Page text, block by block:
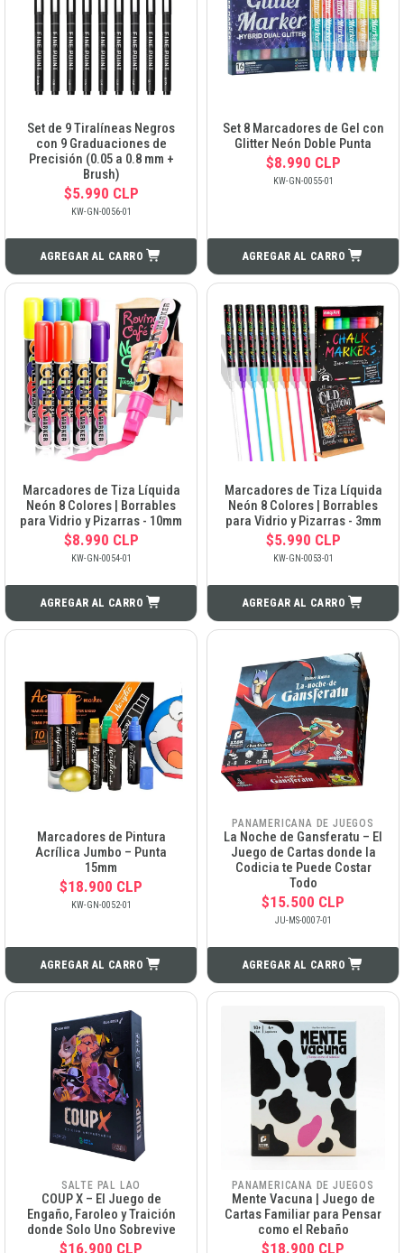
Set de 9 Tiralíneas Negros
con 9 Graduaciones de
Precisión (0.05 a 0.8 mm +
Brush)
$5.990 CLP
KW-GN-0056-01
AGREGAR AL CARRO
Set 8 Marcadores de Gel con
Glitter Neón Doble Punta
$8.990 CLP
KW-GN-0055-01
AGREGAR AL CARRO
Marcadores de Tiza Líquida
Neón 8 Colores | Borrables
para Vidrio y Pizarras - 10mm
$8.990 CLP
KW-GN-0054-01
AGREGAR AL CARRO
Marcadores de Tiza Líquida
Neón 8 Colores | Borrables
para Vidrio y Pizarras - 3mm
$5.990 CLP
KW-GN-0053-01
AGREGAR AL CARRO
Marcadores de Pintura
Acrílica Jumbo – Punta
15mm
$18.900 CLP
KW-GN-0052-01
AGREGAR AL CARRO
PANAMERICANA DE JUEGOS
La Noche de Gansferatu – El
Juego de Cartas donde la
Codicia te Puede Costar
Todo
$15.500 CLP
JU-MS-0007-01
AGREGAR AL CARRO
SALTE PAL LAO
COUP X – El Juego de
Engaño, Faroleo y Traición
donde Solo Uno Sobrevive
$16.900 CLP
PANAMERICANA DE JUEGOS
Mente Vacuna | Juego de
Cartas Familiar para Pensar
como el Rebaño
$18.900 CLP